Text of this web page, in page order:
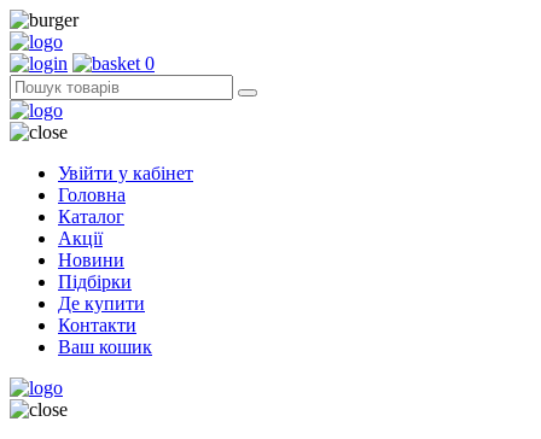
0
Увійти у кабінет
Головна
Каталог
Акції
Новини
Підбірки
Де купити
Контакти
Ваш кошик